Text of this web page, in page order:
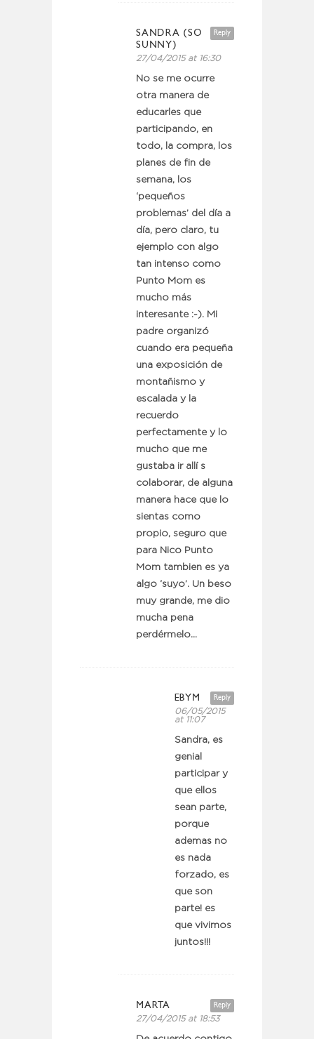
Reply
SANDRA (SO
SUNNY)
27/04/2015 at 16:30
No se me ocurre
otra manera de
educarles que
participando, en
todo, la compra, los
planes de fin de
semana, los
‘pequeños
problemas’ del día a
día, pero claro, tu
ejemplo con algo
tan intenso como
Punto Mom es
mucho más
interesante :-). Mi
padre organizó
cuando era pequeña
una exposición de
montañismo y
escalada y la
recuerdo
perfectamente y lo
mucho que me
gustaba ir allí s
colaborar, de alguna
manera hace que lo
sientas como
propio, seguro que
para Nico Punto
Mom tambien es ya
algo ‘suyo’. Un beso
muy grande, me dio
mucha pena
perdérmelo…
Reply
EBYM
06/05/2015
at 11:07
Sandra, es
genial
participar y
que ellos
sean parte,
porque
ademas no
es nada
forzado, es
que son
parte! es
que vivimos
juntos!!!
Reply
MARTA
27/04/2015 at 18:53